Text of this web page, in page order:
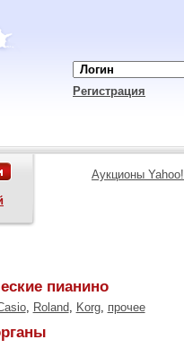
Регистрация
Аукционы Yahoo!
пианино
, Roland, Korg, прочее